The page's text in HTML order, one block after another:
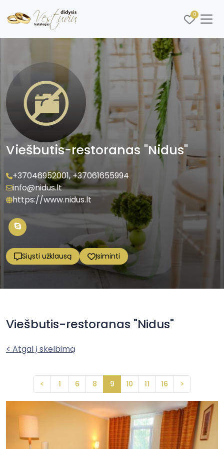
0
Viešbutis-restoranas "Nidus"
+37046952001,+37061655994
info@nidus.lt
https://www.nidus.lt
Siųsti užklausą Įsiminti
Viešbutis-restoranas "Nidus"
< Atgal į skelbimą
< 1 6 8 9 10 11 16 >